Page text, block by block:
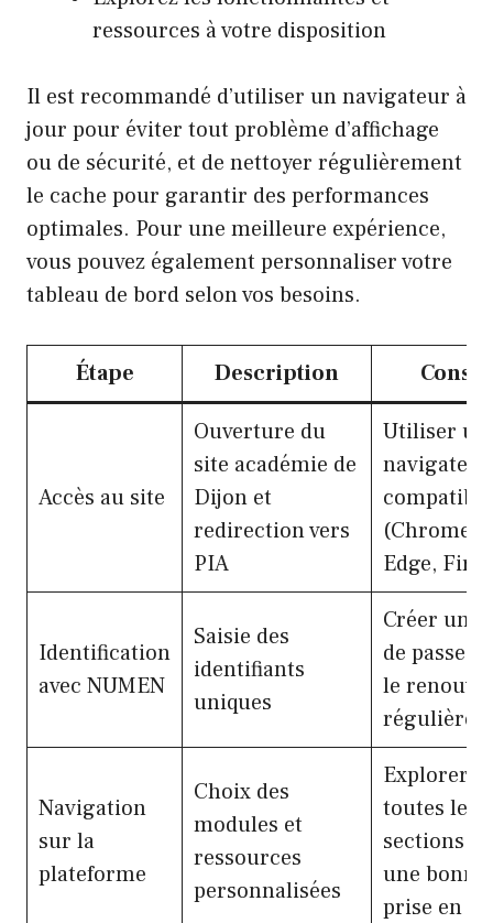
ressources à votre disposition
Il est recommandé d’utiliser un navigateur à
jour pour éviter tout problème d’affichage
ou de sécurité, et de nettoyer régulièrement
le cache pour garantir des performances
optimales. Pour une meilleure expérience,
vous pouvez également personnaliser votre
tableau de bord selon vos besoins.
Étape Description
Accès au site
Ouverture du
site académie de
Dijon et
redirection vers
PIA
Utiliser un
navigateur
compatible
(Chrome,
Edge,
Identification
avec NUMEN
Saisie des
identifiants
uniques
Créer un
de passe
le
Navigation
sur la
plateforme
Choix des
modules et
ressources
personnalisées
Explorer
toutes les
sections
une bonne
prise en